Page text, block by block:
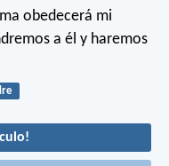
obedecerá mi
a él y haremos